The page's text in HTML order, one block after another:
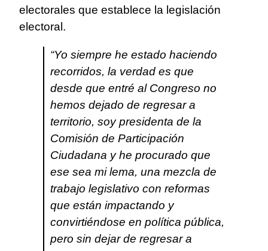
electorales que establece la legislación
electoral.
“Yo siempre he estado haciendo
recorridos, la verdad es que
desde que entré al Congreso no
hemos dejado de regresar a
territorio, soy presidenta de la
Comisión de Participación
Ciudadana y he procurado que
ese sea mi lema, una mezcla de
trabajo legislativo con reformas
que están impactando y
convirtiéndose en política pública,
pero sin dejar de regresar a